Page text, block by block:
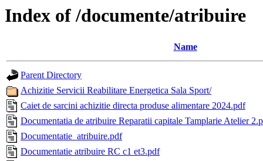
Index of /documente/atribuire
Name
Parent Directory
Achizitie Servicii Reabilitare Energetica Sala Sport/
Caiet de sarcini achizitie directa produse alimentare 2024.pdf
Documentatia de atribuire Reparatii capitale Tamplarie Atelier
Documentatie_atribuire.pdf
Documentatie atribuire RC c1 et3.pdf